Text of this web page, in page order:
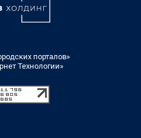
порталов»
Технологии»